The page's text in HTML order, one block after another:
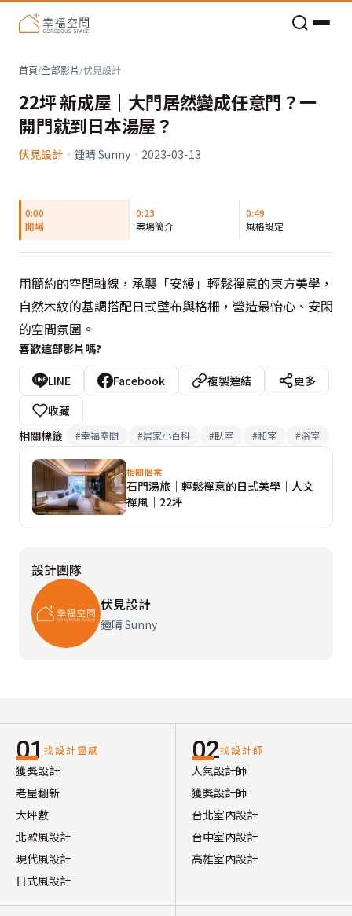
首頁/全部影片/伏見設計
22坪 新成屋｜大門居然變成任意門？一
開門就到日本湯屋？
伏見設計 · 鍾晴 Sunny · 2023-03-13
0:00
開場
0:23
案場簡介
0:49
風格設定
用簡約的空間軸線，承襲「安縵」輕鬆禪意的東方美學，
自然木紋的基調搭配日式壁布與格柵，營造最怡心、安閑
的空間氛圍。
喜歡這部影片嗎?
LINE Facebook 複製連結
更多
收藏
相關標籤
#幸福空間 #居家小百科 #臥室 #和室 #浴室
相關個案
石門湯旅｜輕鬆禪意的日式美學｜人文
禪風｜22坪
設計團隊
伏見設計
鍾晴 Sunny
01 找設計靈感
獲獎設計
老屋翻新
大坪數
北歐風設計
現代風設計
日式風設計
02找設計師
人氣設計師
獲獎設計師
台北室內設計
台中室內設計
高雄室內設計